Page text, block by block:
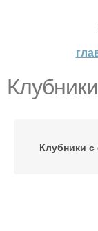
Клубники